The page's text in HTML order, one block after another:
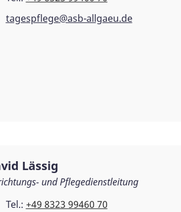
tagespflege@asb-allgaeu.de
Lässig
und Pflegedienstleitung
Tel.: +49 8323 99460 70